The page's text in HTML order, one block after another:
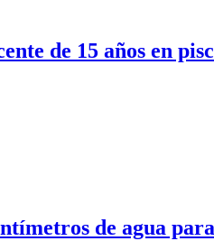
de 15 años en
de agua